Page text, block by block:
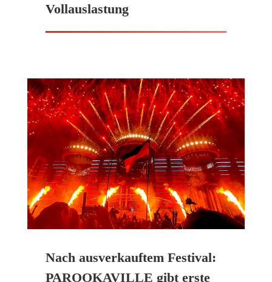
Vollauslastung
Nach ausverkauftem Festival:
PAROOKAVILLE gibt erste